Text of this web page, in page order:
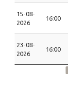
15-08-
2026
16:00
23-08-
2026
16:00